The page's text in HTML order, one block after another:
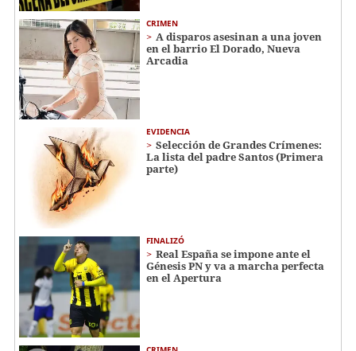
CRIMEN
A disparos asesinan a una joven
en el barrio El Dorado, Nueva
Arcadia
EVIDENCIA
Selección de Grandes Crímenes:
La lista del padre Santos (Primera
parte)
FINALIZÓ
Real España se impone ante el
Génesis PN y va a marcha perfecta
en el Apertura